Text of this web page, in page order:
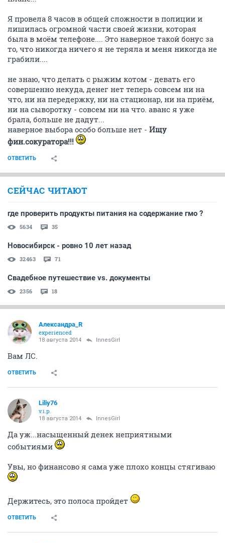
Я провела 8 часов в общей сложности в полиции и
лишилась огромной части своей жизни, которая
была в моём телефоне.... Это наверное такой бонус за
то, что никогда ничего я не теряла и меня никогда не
грабили....
не знаю, что делать с рыжим котом - девать его
совершенно некуда, денег нет теперь совсем ни на
что, ни на передержку, ни на стационар, ни на приём,
ни на сыворотку - совсем ни на что. аванс я уже
брала, больше не дадут...
наверное выбора особо больше нет - Ищу
фин.сокуратора!!!
ОТВЕТИТЬ
СЕЙЧАС ЧИТАЮТ
где проверить продукты питания на содержание гмо ?
5634 35
Новосибирск - ровно 10 лет назад
32463 71
Свадебное путешествие vs. документы
2356 18
Александра_R
experienced
18 августа 2014 InnesGirl
Вам ЛС.
ОТВЕТИТЬ
Liliy76
v.i.p.
18 августа 2014 InnesGirl
Да уж...насыщенный денек неприятными
событиями
Увы, но финансово я сама уже плохо концы стягиваю
Держитесь, это полоса пройдет
ОТВЕТИТЬ